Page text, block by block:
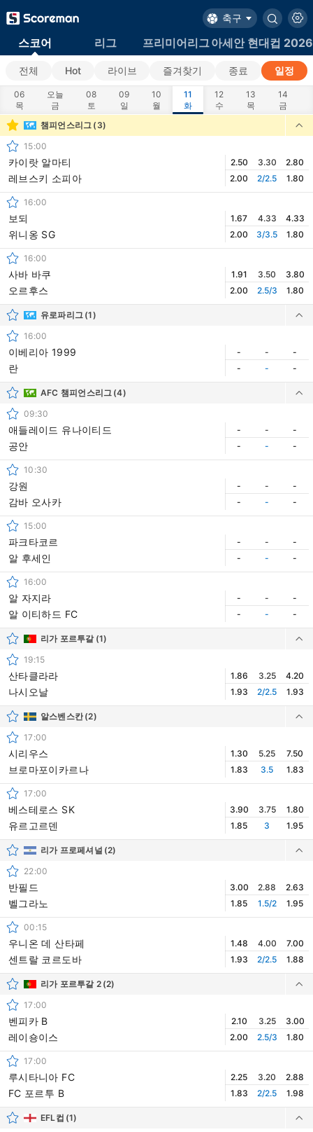
축구
스코어 리그 프리미어리그아세안 현대컵 2026
전체 Hot 라이브 즐겨찾기 종료 일정
06
목
오늘
금
08
토
09
일
10
월
11
화
12
수
13
목
14
금
챔피언스리그 (3)
15:00
카이랏 알마티
레브스키 소피아
2.50 3.30
2.80
2.00
2/2.5 1.80
16:00
보되
위니옹 SG
1.67 4.33
4.33
2.00
3/3.5 1.80
16:00
사바 바쿠
오르후스
1.91 3.50
3.80
2.00
2.5/3 1.80
유로파리그 (1)
16:00
이베리아 1999
란
- -
-
-
- -
AFC 챔피언스리그 (4)
09:30
애들레이드 유나이티드
공안
- -
-
-
- -
10:30
강원
감바 오사카
- -
-
-
- -
15:00
파크타코르
알 후세인
- -
-
-
- -
16:00
알 자지라
알 이티하드 FC
- -
-
-
- -
리가 포르투갈 (1)
19:15
산타클라라
나시오날
1.86 3.25
4.20
1.93
2/2.5 1.93
알스벤스칸 (2)
17:00
시리우스
브로마포이카르나
1.30 5.25
7.50
1.83
3.5 1.83
17:00
베스테로스 SK
유르고르덴
3.90 3.75
1.80
1.85
3 1.95
리가 프로페셔널 (2)
22:00
반필드
벨그라노
3.00 2.88
2.63
1.85
1.5/2 1.95
00:15
우니온 데 산타페
센트랄 코르도바
1.48 4.00
7.00
1.93
2/2.5 1.88
리가 포르투갈 2 (2)
17:00
벤피카 B
레이숑이스
2.10 3.25
3.00
2.00
2.5/3 1.80
17:00
루시타니아 FC
FC 포르투 B
2.25 3.20
2.88
1.83
2/2.5 1.98
EFL컵 (1)